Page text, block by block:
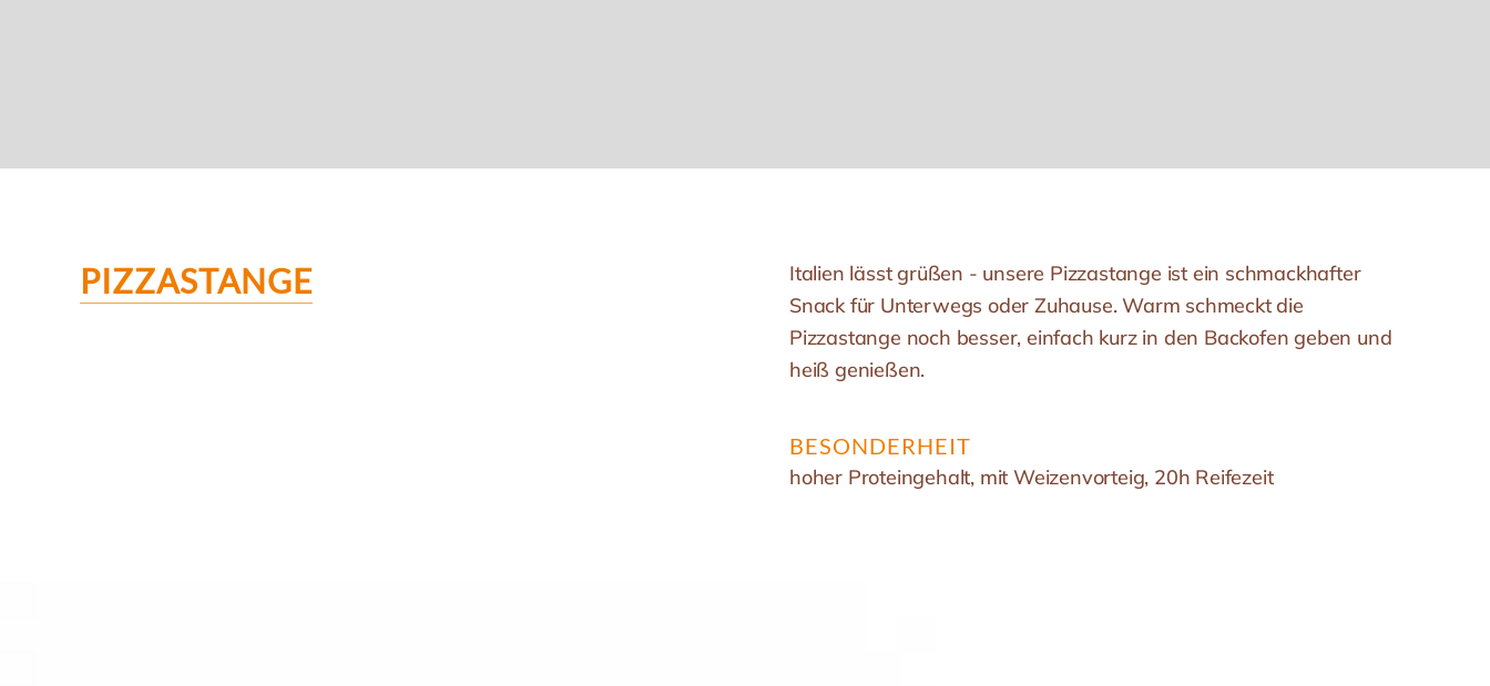
PIZZASTANGE
Italien lässt grüßen - unsere Pizzastange ist ein schmackhafter
Snack für Unterwegs oder Zuhause. Warm schmeckt die
Pizzastange noch besser, einfach kurz in den Backofen geben und
heiß genießen.
BESONDERHEIT
hoher Proteingehalt, mit Weizenvorteig, 20h Reifezeit